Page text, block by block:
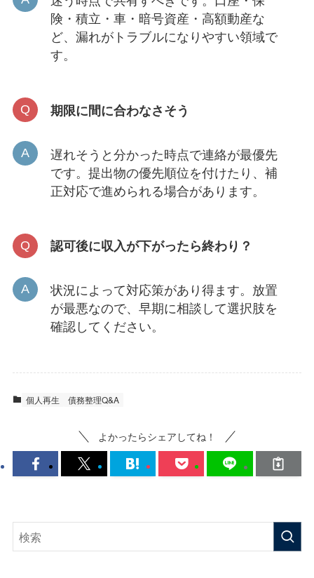
険・積立・車・暗号資産・高額動産な
ど、漏れがトラブルになりやすい領域で
す。
期限に間に合わなさそう
遅れそうと分かった時点で連絡が最優先
です。提出物の優先順位を付けたり、補
正対応で進められる場合があります。
認可後に収入が下がったら終わり？
状況によって対応策があり得ます。放置
が最悪なので、早期に相談して選択肢を
確認してください。
個人再生 債務整理Q&A
よかったらシェアしてね！